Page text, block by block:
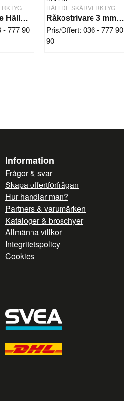
Hårdostrivare Hällde RG-200/250
- 777 90
HÄLLDE SKÄRVERKTYG
Råkostrivare 3 mm Hällde RG-7-200-250
Pris/Offert: 036 - 777 90
90
Information
Frågor & svar
Skapa offertförfrågan
Hur handlar man?
Partners & varumärken
Kataloger & broschyer
Allmänna villkor
Integritetspolicy
Cookies